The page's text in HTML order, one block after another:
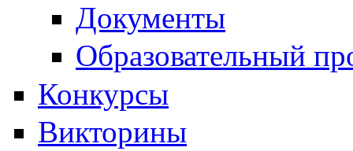
Документы
Образовательный
Конкурсы
Викторины